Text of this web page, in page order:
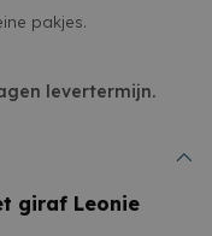
pakjes.
levertermijn.
giraf Leonie